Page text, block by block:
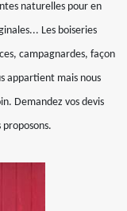
naturelles pour en
Les boiseries
campagnardes, façon
appartient mais nous
Demandez vos devis
proposons.